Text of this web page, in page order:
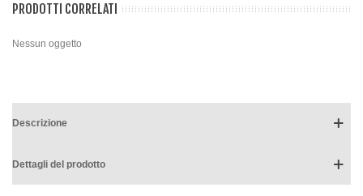
PRODOTTI CORRELATI
Nessun oggetto
Descrizione
Dettagli del prodotto